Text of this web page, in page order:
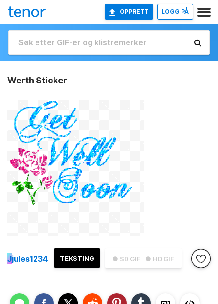
OPPRETT LOGG PÅ
Werth Sticker
● SD GIF ● HD GIF
TEKSTING
Jjules1234